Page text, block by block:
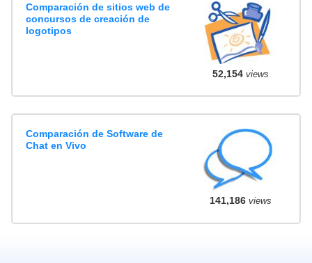
Comparación de sitios web de
concursos de creación de
logotipos
52,154views
Comparación de Software de
Chat en Vivo
141,186views